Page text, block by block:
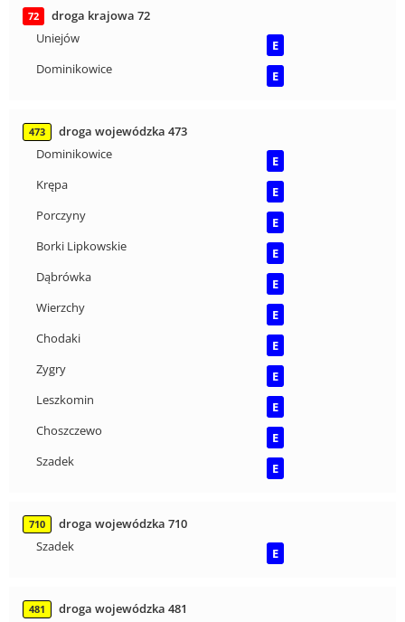
72
droga krajowa 72
Uniejów
E
Dominikowice
E
473
droga wojewódzka 473
Dominikowice
E
Krępa
E
Porczyny
E
Borki Lipkowskie
E
Dąbrówka
E
Wierzchy
E
Chodaki
E
Zygry
E
Leszkomin
E
Choszczewo
E
Szadek
E
710
droga wojewódzka 710
Szadek
E
481
droga wojewódzka 481